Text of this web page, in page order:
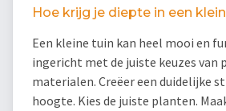
Hoe krijg je diepte in een
Een kleine tuin kan heel mooi en
ingericht met de juiste keuzes van
materialen. Creëer een duidelijke
hoogte. Kies de juiste planten.